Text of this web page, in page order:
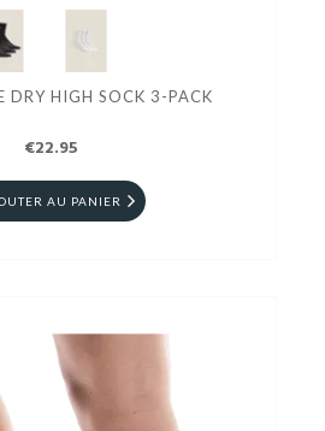
DRY HIGH SOCK 3-PACK
€22.95
AU PANIER